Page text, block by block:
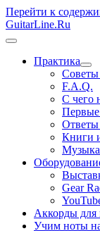
Перейти к
GuitarLine.Ru
открыть
Практика
F.A.Q.
С чего
Ответы
Книги
Gear
Аккорды для
Учим ноты